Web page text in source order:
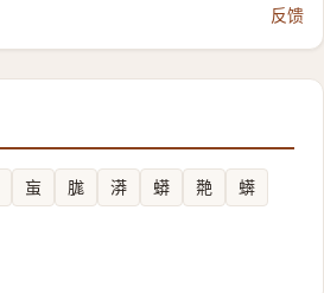
反馈
䖟 䏵 漭 蟒 䒎
蠎